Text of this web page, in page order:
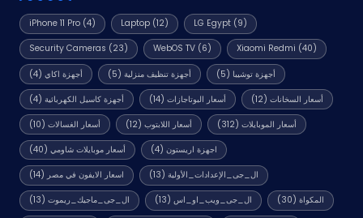
iPhone 11 Pro (4) Laptop(12) LG Egypt(9)
Security Cameras (23) WebOS TV(6) Xiaomi Redmi (40)
أجهزة اكاي(4) أجهزة تنظيف منزلية (5) أجهزة توشيبا (5)
أجهزة كاسيل الكهربائية(4) أسعار البوتاجازات (14) أسعار السخانات (12)
أسعار الغسالات(10) أسعار اللابتوب (12) أسعار الموبايلات (312)
أسعار موبايلات شاومي(40) اجهزة اريستون (4)
اسعار الايفون في مصر (14) ال_جى_الإعدادات_الأولية (13)
ال_جى_ماجيك_ريموت(13) ال_جى_ويب_او_اس (13) المكواة (30)